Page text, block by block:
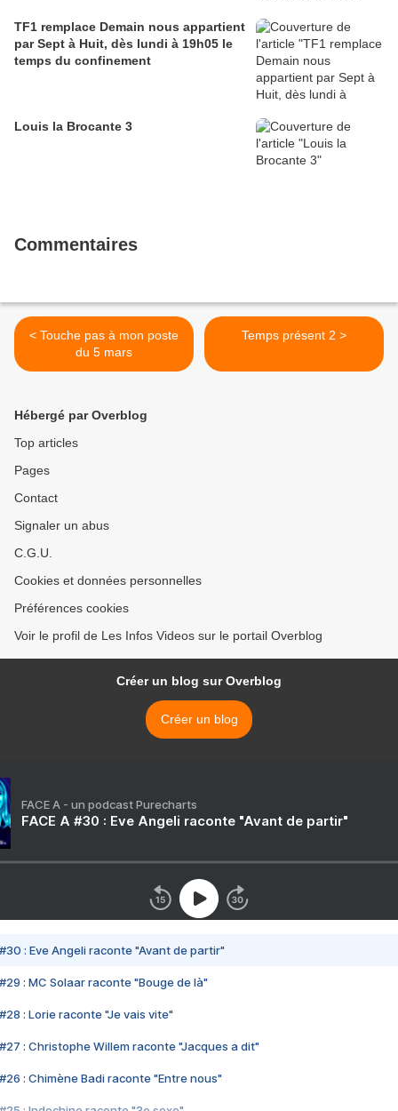
TF1 remplace Demain nous appartient
par Sept à Huit, dès lundi à 19h05 le
temps du confinement
Louis la Brocante 3
Commentaires
< Touche pas à mon poste
du 5 mars
Temps présent 2 >
Hébergé par Overblog
Top articles
Pages
Contact
Signaler un abus
C.G.U.
Cookies et données personnelles
Préférences cookies
Voir le profil de Les Infos Videos sur le portail Overblog
Créer un blog sur Overblog
Créer un blog
FACE A - un podcast Purecharts
FACE A #30 : Eve Angeli raconte "Avant de partir"
#30 : Eve Angeli raconte "Avant de partir"
#29 : MC Solaar raconte "Bouge de là"
#28 : Lorie raconte "Je vais vite"
#27 : Christophe Willem raconte "Jacques a dit"
#26 : Chimène Badi raconte "Entre nous"